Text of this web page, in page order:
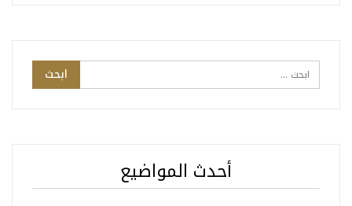
أحدث المواضيع